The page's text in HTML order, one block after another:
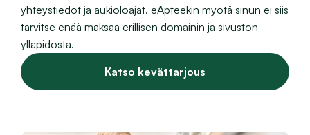
yhteystiedot ja aukioloajat. eApteekin myötä sinun ei siis
tarvitse enää maksaa erillisen domainin ja sivuston
ylläpidosta.
Katso kevättarjous